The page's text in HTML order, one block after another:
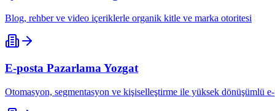
Blog, rehber ve video içeriklerle organik kitle ve marka otoritesi
E-posta PazarlamaYozgat
Otomasyon, segmentasyon ve kişiselleştirme ile yüksek dönüşümlü